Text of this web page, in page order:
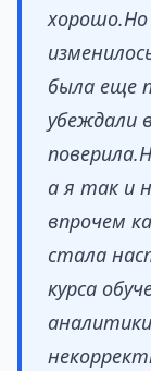
хорошо.Но
была еще
убеждали
а я так и
впрочем
стала
курса